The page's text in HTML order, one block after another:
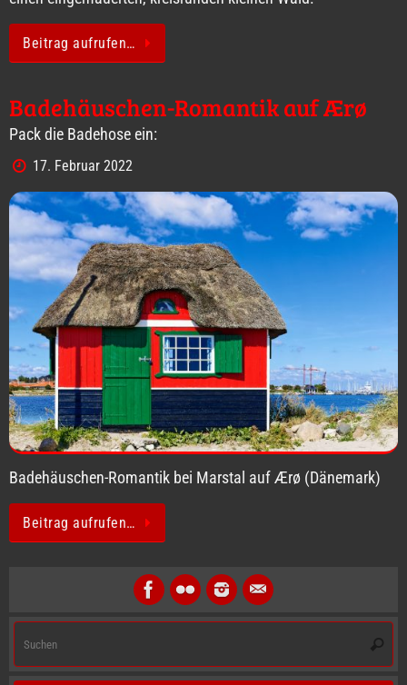
Beitrag aufrufen…
Badehäuschen-Romantik auf Ærø
Pack die Badehose ein:
17. Februar 2022
Badehäuschen-Romantik bei Marstal auf Ærø (Dänemark)
Beitrag aufrufen…